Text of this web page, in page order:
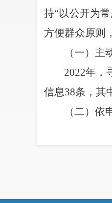
持“以公开为
方便群众原则
（一）主
2022年，
信息38条，其
（二）依